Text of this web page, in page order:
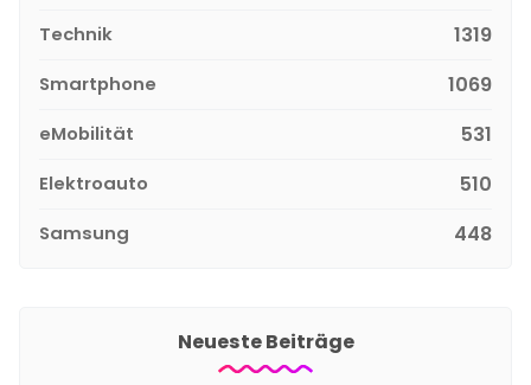
Technik 1319
Smartphone 1069
eMobilität 531
Elektroauto 510
Samsung 448
Neueste Beiträge